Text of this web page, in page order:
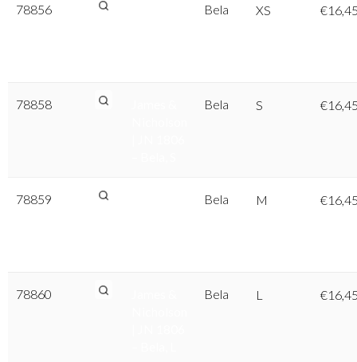
78856 Bela XS €
78858 Bela S €
78859 Bela M €
78860 Bela L €